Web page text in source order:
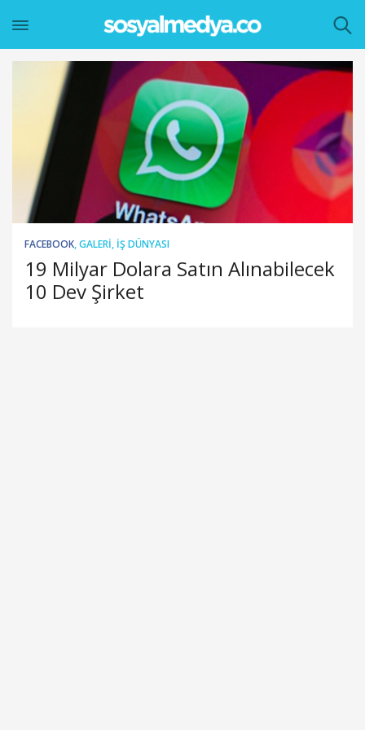
FACEBOOK,GALERI, İŞ DÜNYASI
19 Milyar Dolara Satın Alınabilecek
10 Dev Şirket